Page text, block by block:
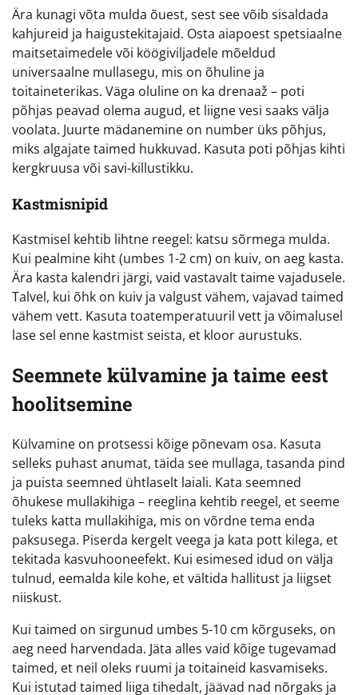
Ära kunagi võta mulda õuest, sest see võib sisaldada
kahjureid ja haigustekitajaid. Osta aiapoest spetsiaalne
maitsetaimedele või köögiviljadele mõeldud
universaalne mullasegu, mis on õhuline ja
toitaineterikas. Väga oluline on ka drenaaž – poti
põhjas peavad olema augud, et liigne vesi saaks välja
voolata. Juurte mädanemine on number üks põhjus,
miks algajate taimed hukkuvad. Kasuta poti põhjas kihti
kergkruusa või savi-killustikku.
Kastmisnipid
Kastmisel kehtib lihtne reegel: katsu sõrmega mulda.
Kui pealmine kiht (umbes 1-2 cm) on kuiv, on aeg kasta.
Ära kasta kalendri järgi, vaid vastavalt taime vajadusele.
Talvel, kui õhk on kuiv ja valgust vähem, vajavad taimed
vähem vett. Kasuta toatemperatuuril vett ja võimalusel
lase sel enne kastmist seista, et kloor aurustuks.
Seemnete külvamine ja taime eest
hoolitsemine
Külvamine on protsessi kõige põnevam osa. Kasuta
selleks puhast anumat, täida see mullaga, tasanda pind
ja puista seemned ühtlaselt laiali. Kata seemned
õhukese mullakihiga – reeglina kehtib reegel, et seeme
tuleks katta mullakihiga, mis on võrdne tema enda
paksusega. Piserda kergelt veega ja kata pott kilega, et
tekitada kasvuhooneefekt. Kui esimesed idud on välja
tulnud, eemalda kile kohe, et vältida hallitust ja liigset
niiskust.
Kui taimed on sirgunud umbes 5-10 cm kõrguseks, on
aeg need harvendada. Jäta alles vaid kõige tugevamad
taimed, et neil oleks ruumi ja toitaineid kasvamiseks.
Kui istutad taimed liiga tihedalt, jäävad nad nõrgaks ja